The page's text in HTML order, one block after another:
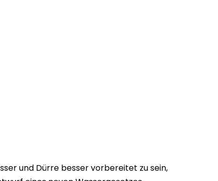
und Dürre besser vorbereitet zu sein,